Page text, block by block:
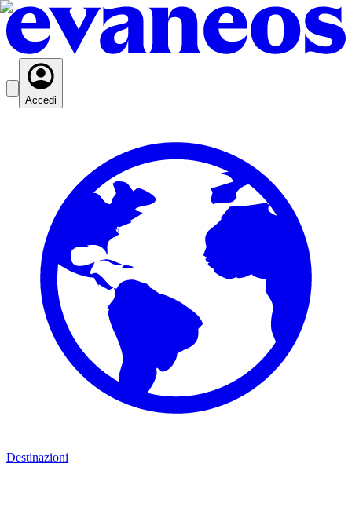
Accedi
Destinazioni